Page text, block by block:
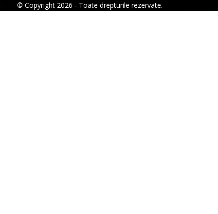
© Copyright 2026 - Toate drepturile rezervate.